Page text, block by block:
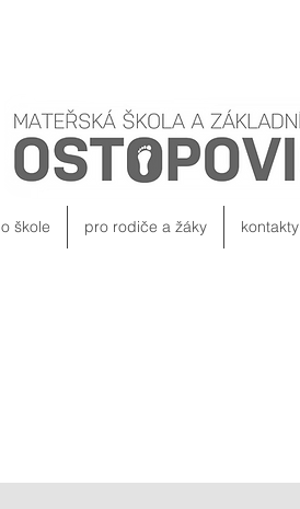
o škole pro rodiče a žáky kontakty